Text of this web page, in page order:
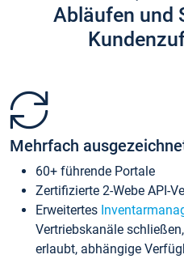
Abläufen und
Mehrfach
60+ führende Portale
Zertifizierte 2-Webe API-
Erweitertes
Vertriebskanäle
erlaubt, abhängige